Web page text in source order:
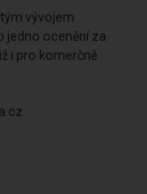
vývojem
jedno ocenění za
i pro komerčně